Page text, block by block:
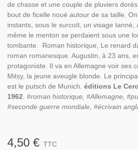
de chasse et une couple de pluviers
bout de ficelle noué autour de sa taille.
instants, sous le surcoït, un visage tanné,
même le menton se perdaient sous une
tombante. Roman historique, Le renard
roman romanesque. Augustin, à 23 ans,
protagoniste. Il va en Allemagne voir ses
Mitsy, la jeune aveugle blonde. Le
est le putsch de Munich. éditions Le
1962 #roman historique, #Allemagne,
#seconde guerre mondiale, #écrivain
4,50 € TTC